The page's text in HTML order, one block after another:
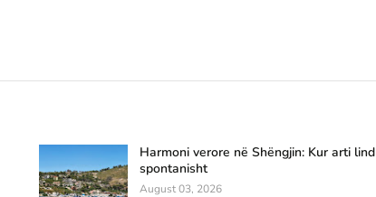
Harmoni verore në Shëngjin: Kur arti lind
spontanisht
August 03, 2026